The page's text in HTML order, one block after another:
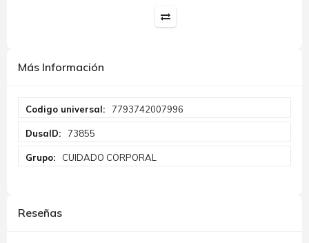
Más Información
Información
7793742007996
73855
CUIDADO CORPORAL
Reseñas